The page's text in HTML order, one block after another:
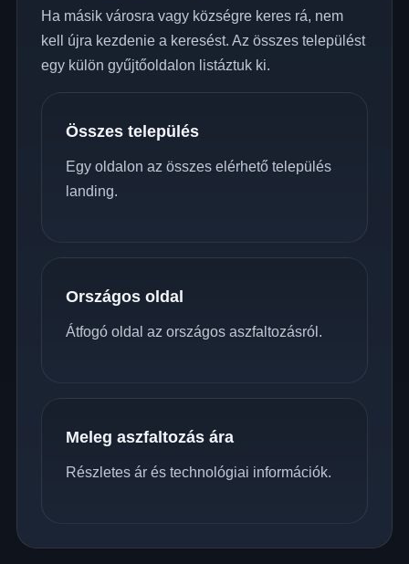
Ha másik városra vagy községre keres rá, nem
kell újra kezdenie a keresést. Az összes települést
egy külön gyűjtőoldalon listáztuk ki.
Összes település
Egy oldalon az összes elérhető település
landing.
Országos oldal
Átfogó oldal az országos aszfaltozásról.
Meleg aszfaltozás ára
Részletes ár és technológiai információk.